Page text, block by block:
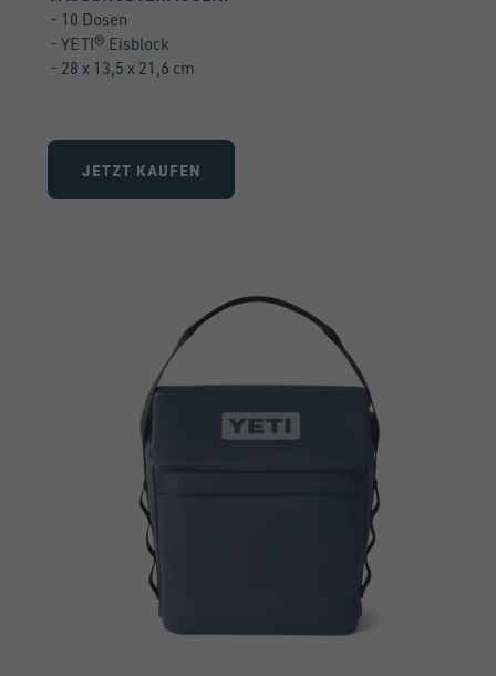
- 10 Dosen
- YETI® Eisblock
- 28 x 13,5 x 21,6 cm
JETZT KAUFEN